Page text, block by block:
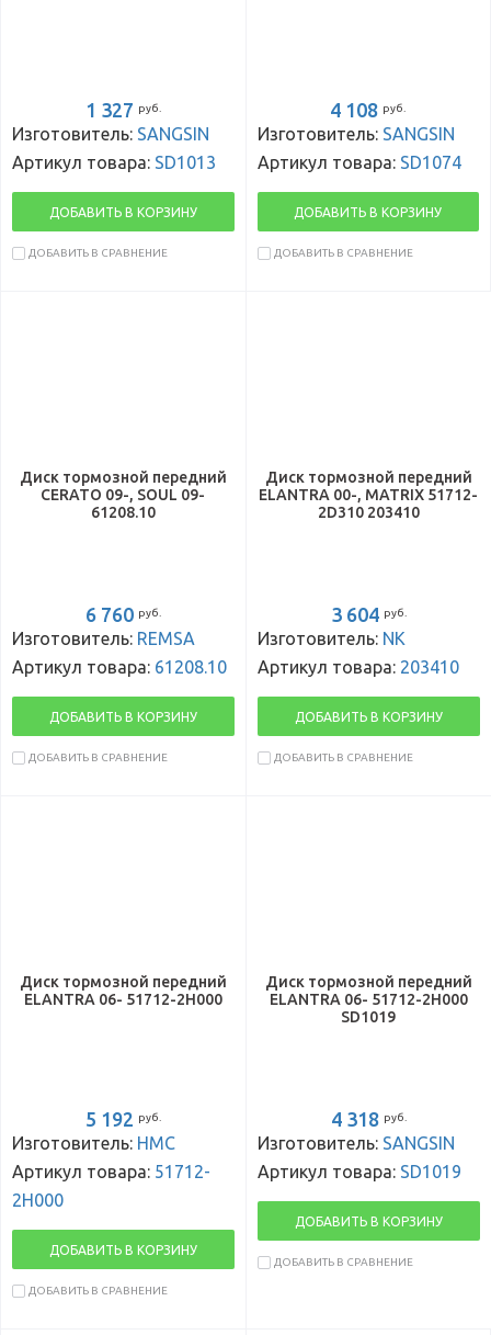
1 327 руб.
Изготовитель: SANGSIN
Артикул товара: SD1013
ДОБАВИТЬ В КОРЗИНУ
ДОБАВИТЬ В СРАВНЕНИЕ
4 108 руб.
Изготовитель: SANGSIN
Артикул товара: SD1074
ДОБАВИТЬ В КОРЗИНУ
ДОБАВИТЬ В СРАВНЕНИЕ
Диск тормозной передний
CERATO 09-, SOUL 09-
61208.10
6 760 руб.
Изготовитель: REMSA
Артикул товара: 61208.10
ДОБАВИТЬ В КОРЗИНУ
ДОБАВИТЬ В СРАВНЕНИЕ
Диск тормозной передний
ELANTRA 00-, MATRIX 51712-
2D310 203410
3 604 руб.
Изготовитель: NK
Артикул товара: 203410
ДОБАВИТЬ В КОРЗИНУ
ДОБАВИТЬ В СРАВНЕНИЕ
Диск тормозной передний
ELANTRA 06- 51712-2H000
5 192 руб.
Изготовитель: HMC
Артикул товара: 51712-
2H000
ДОБАВИТЬ В КОРЗИНУ
ДОБАВИТЬ В СРАВНЕНИЕ
Диск тормозной передний
ELANTRA 06- 51712-2H000
SD1019
4 318 руб.
Изготовитель: SANGSIN
Артикул товара: SD1019
ДОБАВИТЬ В КОРЗИНУ
ДОБАВИТЬ В СРАВНЕНИЕ